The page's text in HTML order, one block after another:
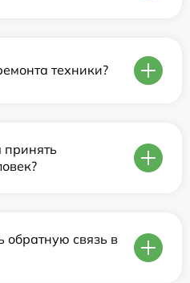
техники?
принять
обратную связь в